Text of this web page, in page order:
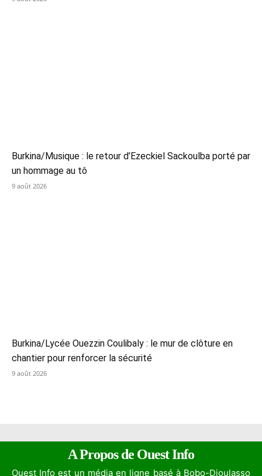
Burkina/Musique : le retour d’Ezeckiel Sackoulba porté par
un hommage au tô
9 août 2026
Burkina/Lycée Ouezzin Coulibaly : le mur de clôture en
chantier pour renforcer la sécurité
9 août 2026
A Propos de Ouest Info
Ouest Info est un média en ligne basé à Bobo-Dioulasso